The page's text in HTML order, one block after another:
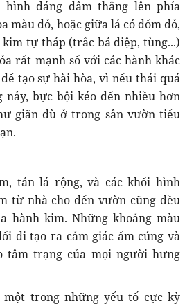
hình dáng đâm thẳng lên phía
màu đỏ, hoặc giữa lá có đốm đỏ,
kim tự tháp (trắc bá diệp, tùng...)
rất mạnh số với các hành khác
tạo sự hài hòa, vì nếu thái quá
nảy, bực bội kéo đến nhiều hơn
giãn dù ở trong sân vườn tiểu
tán lá rộng, và các khối hình
từ nhà cho đến vườn cũng đều
hành kim. Những khoảng màu
đi tạo ra cảm giác ấm cúng và
tâm trạng của mọi người hưng
một trong những yếu tố cực kỳ